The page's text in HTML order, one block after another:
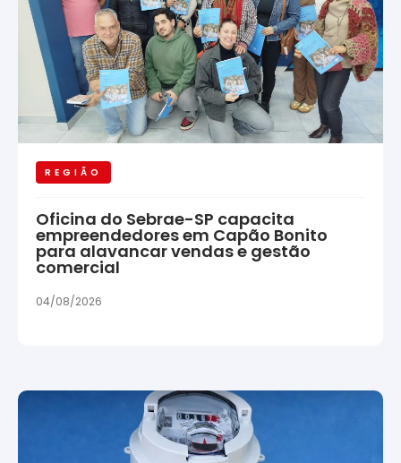
REGIÃO
Oficina do Sebrae-SP capacita
empreendedores em Capão Bonito
para alavancar vendas e gestão
comercial
04/08/2026